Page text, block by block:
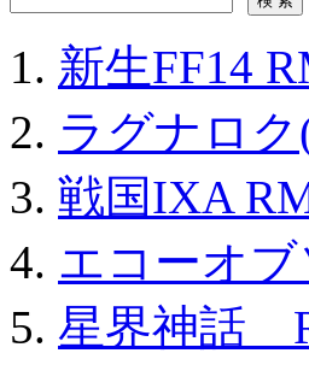
新生FF14
ラグナロ
戦国IXA
エコーオ
星界神話